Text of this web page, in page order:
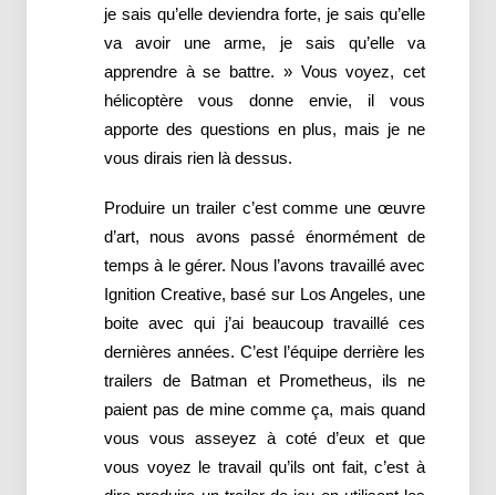
je sais qu’elle deviendra forte, je sais qu’elle
va avoir une arme, je sais qu’elle va
apprendre à se battre. » Vous voyez, cet
hélicoptère vous donne envie, il vous
apporte des questions en plus, mais je ne
vous dirais rien là dessus.
Produire un trailer c’est comme une œuvre
d’art, nous avons passé énormément de
temps à le gérer. Nous l’avons travaillé avec
Ignition Creative, basé sur Los Angeles, une
boite avec qui j’ai beaucoup travaillé ces
dernières années. C’est l’équipe derrière les
trailers de Batman et Prometheus, ils ne
paient pas de mine comme ça, mais quand
vous vous asseyez à coté d’eux et que
vous voyez le travail qu’ils ont fait, c’est à